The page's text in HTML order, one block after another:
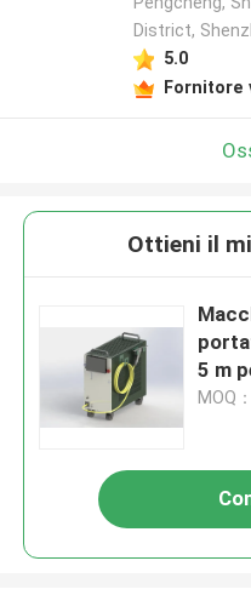
District,
5.0
Fornitore
Ottieni il
5 m
MOQ